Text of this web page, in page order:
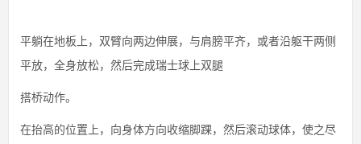
平躺在地板上，双臂向两边伸展，与肩膀平齐，或者沿躯干两侧
平放，全身放松，然后完成瑞士球上双腿
搭桥动作。
在抬高的位置上，向身体方向收缩脚踝，然后滚动球体，使之尽